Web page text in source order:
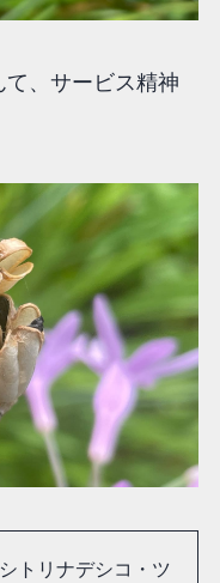
、サービス精神
トリナデシコ・ツ